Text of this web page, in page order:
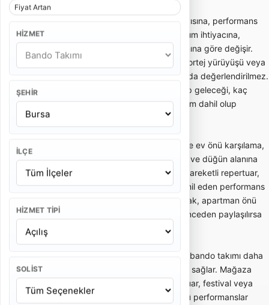
Fiyat Artan
HIZMET
ŞEHIR
İLÇE
HIZMET TIPI
SOLIST
Bando takımı fiyatları; ekipteki kişi sayısına, performans
süresine, etkinlik yerine, şehir dışı ulaşım ihtiyacına,
kostüm tercihine ve repertuar kapsamına göre değişir.
Kısa gelin alma performansı ile uzun kortej yürüyüşü veya
kurumsal açılış programı aynı kapsamda değerlendirilmez.
Bu yüzden teklif alırken kaç kişilik ekip geleceği, kaç
dakika performans yapılacağı ve ulaşım dahil olup
olmadığı netleştirilmelidir.
Gelin alma ve düğün bandosu, özellikle ev önü karşılama,
gelin çıkarma, konvoy öncesi eğlence ve düğün alanına
enerjik giriş gibi anlarda tercih edilir. Hareketli repertuar,
oyun havaları ve davetlileri sürece dahil eden performans
tarzı bu kullanımda önemlidir. Dar sokak, apartman önü
veya açık alan gibi mekan detayları önceden paylaşılırsa
ekip planlaması daha doğru yapılır.
Açılış, kortej ve kurumsal etkinliklerde bando takımı daha
düzenli, ritimli ve dikkat çekici bir akış sağlar. Mağaza
açılışı, belediye etkinliği, okul töreni, fuar, festival veya
marka aktivasyonlarında kısa ve güçlü performanslar